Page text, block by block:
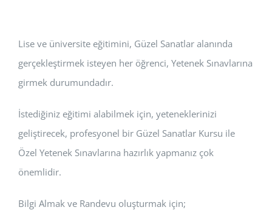
Lise ve üniversite eğitimini, Güzel Sanatlar alanında
gerçekleştirmek isteyen her öğrenci, Yetenek Sınavlarına
girmek durumundadır.
İstediğiniz eğitimi alabilmek için, yeteneklerinizi
geliştirecek, profesyonel bir Güzel Sanatlar Kursu ile
Özel Yetenek Sınavlarına hazırlık yapmanız çok
önemlidir.
Bilgi Almak ve Randevu oluşturmak için;